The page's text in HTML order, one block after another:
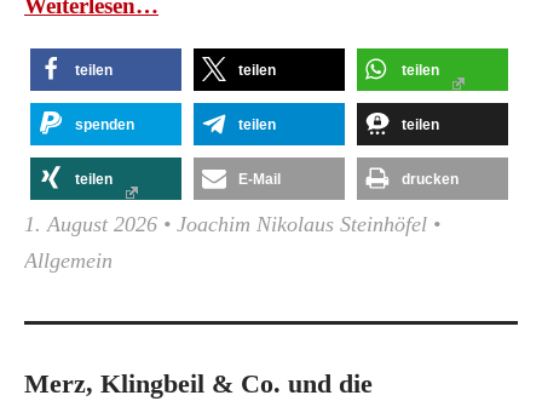
Wei­ter­le­sen…
teilen teilen teilen
spenden teilen teilen
teilen E-Mail drucken
1. August 2026 • Joachim Nikolaus Steinhöfel •
Allgemein
Merz, Klingbeil & Co. und die